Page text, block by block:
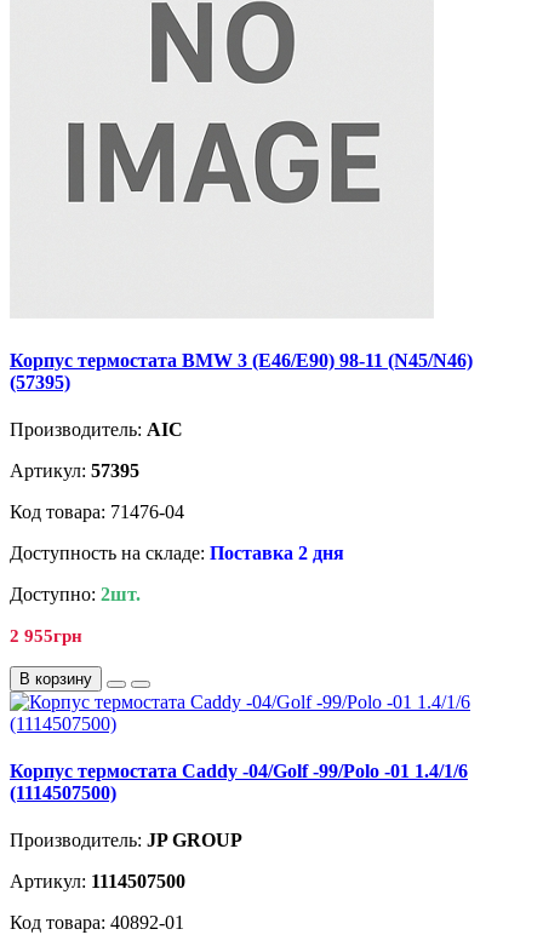
Корпус термостата BMW 3 (E46/E90) 98-11 (N45/N46)
(57395)
Производитель: AIC
Артикул: 57395
Код товара: 71476-04
Доступность на складе: Поставка 2 дня
Доступно: 2шт.
2 955грн
В корзину
Корпус термостата Caddy -04/Golf -99/Polo -01 1.4/1/6
(1114507500)
Производитель: JP GROUP
Артикул: 1114507500
Код товара: 40892-01